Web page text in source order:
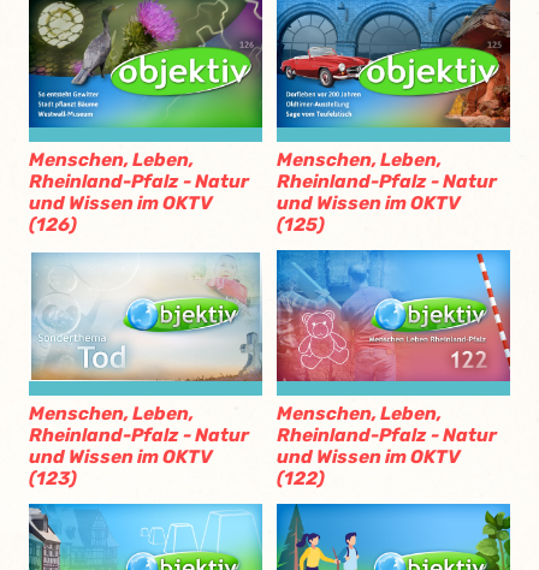
Menschen, Leben,
Rheinland-Pfalz - Natur
und Wissen im OKTV
(126)
Menschen, Leben,
Rheinland-Pfalz - Natur
und Wissen im OKTV
(125)
Menschen, Leben,
Rheinland-Pfalz - Natur
und Wissen im OKTV
(123)
Menschen, Leben,
Rheinland-Pfalz - Natur
und Wissen im OKTV
(122)